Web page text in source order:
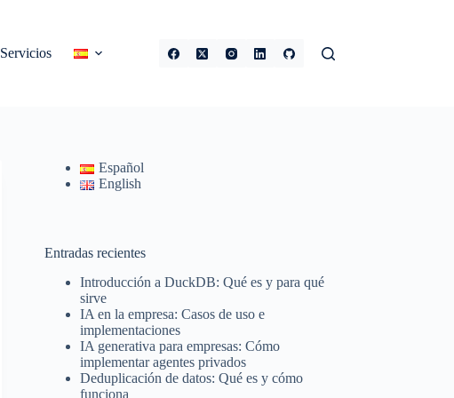
Servicios
Español
English
Entradas recientes
Introducción a DuckDB: Qué es y para qué
sirve
IA en la empresa: Casos de uso e
implementaciones
IA generativa para empresas: Cómo
implementar agentes privados
Deduplicación de datos: Qué es y cómo
funciona